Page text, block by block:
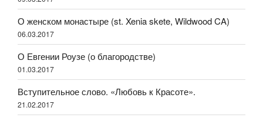
О женском монастыре (st. Xenia skete, Wildwood CA)
06.03.2017
О Евгении Роузе (о благородстве)
01.03.2017
Вступительное слово. «Любовь к Красоте».
21.02.2017